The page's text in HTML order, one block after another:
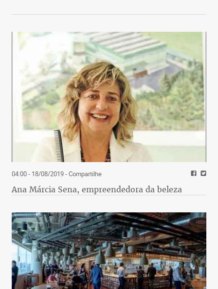
04:00 - 18/08/2019- Compartilhe
Ana Márcia Sena, empreendedora da beleza